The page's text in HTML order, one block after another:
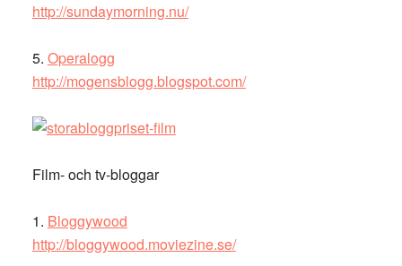
http://sundaymorning.nu/
5. Operalogg
http://mogensblogg.blogspot.com/
Film- och tv-bloggar
1. Bloggywood
http://bloggywood.moviezine.se/